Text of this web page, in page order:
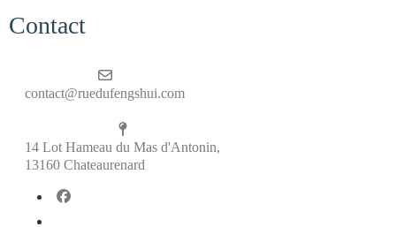
Contact
contact@ruedufengshui.com
14 Lot Hameau du Mas d'Antonin,
13160 Chateaurenard